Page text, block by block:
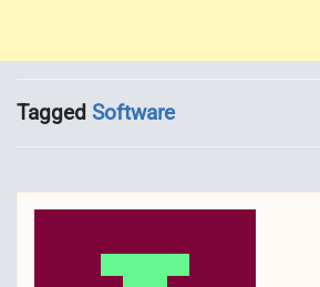
Tagged Software